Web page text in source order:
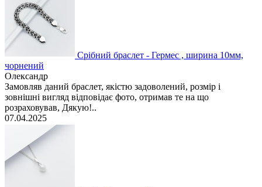
Срібний браслет - Гермес , ширина 10мм,
чорнений
Олександр
Замовляв даний браслет, якістю задоволений, розмір і
зовнішні вигляд відповідає фото, отримав те на що
розраховував, Дякую!..
07.04.2025